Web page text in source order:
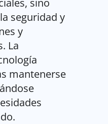
seguridad y
y
La
mantenerse